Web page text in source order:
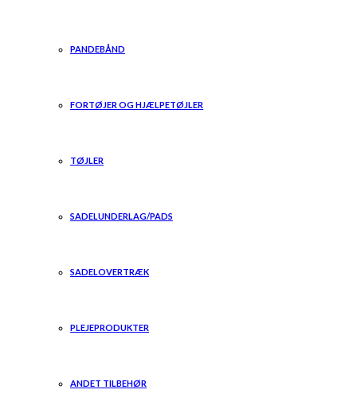
PANDEBÅND
FORTØJER OG HJÆLPETØJLER
TØJLER
SADELUNDERLAG/PADS
SADELOVERTRÆK
PLEJEPRODUKTER
ANDET TILBEHØR